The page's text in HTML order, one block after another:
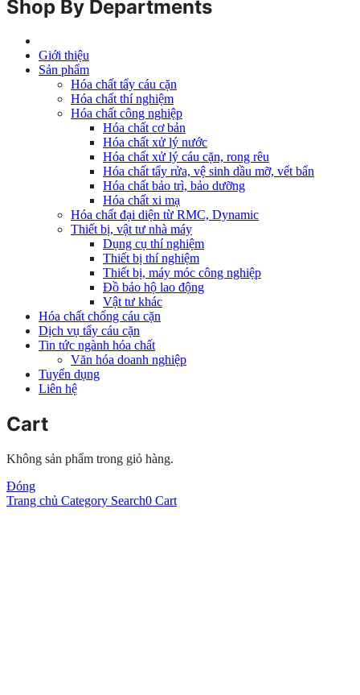
Shop By Departments
Giới thiệu
Sản phẩm
Hóa chất tẩy cáu cặn
Hóa chất thí nghiệm
Hóa chất công nghiệp
Hóa chất cơ bản
Hóa chất xử lý nước
Hóa chất xử lý cáu cặn, rong rêu
Hóa chất tẩy rửa, vệ sinh dầu mỡ, vết bẩn
Hóa chất bảo trì, bảo dưỡng
Hóa chất xi mạ
Hóa chất đại diện từ RMC, Dynamic
Thiết bị, vật tư nhà máy
Dụng cụ thí nghiệm
Thiết bị thí nghiệm
Thiết bị, máy móc công nghiệp
Đồ bảo hộ lao động
Vật tư khác
Hóa chất chống cáu cặn
Dịch vụ tẩy cáu cặn
Tin tức ngành hóa chất
Văn hóa doanh nghiệp
Tuyển dụng
Liên hệ
Cart
Không sản phẩm trong giỏ hàng.
Đóng
Trang chủ Category Search0 Cart